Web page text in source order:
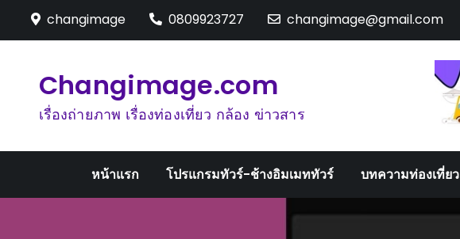
changimage 0809923727 changimage@gmail.com
Changimage.com
เรื่องถ่ายภาพ เรื่องท่องเที่ยว กล้อง ข่าวสาร
หน้าแรก โปรแกรมทัวร์-ช้างอิมเมททัวร์ บทความท่องเที่ยว